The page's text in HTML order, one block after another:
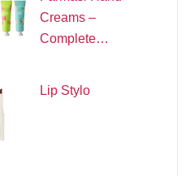
Creams –
Complete…
Lip Stylo